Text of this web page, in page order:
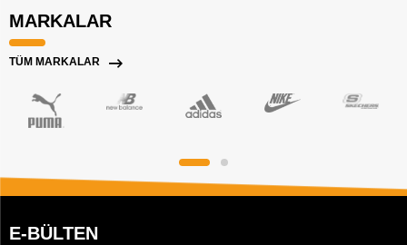
MARKALAR
TÜM MARKALAR
E-BÜLTEN